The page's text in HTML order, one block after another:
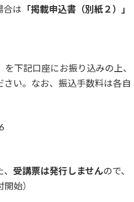
合は 「掲載申込書（別紙２）」
下記口座にお振り込みの上、
さい。なお、振込手数料は各自
受講票は発行しませんので、
始）